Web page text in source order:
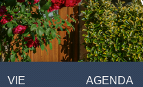
VIE
AGENDA